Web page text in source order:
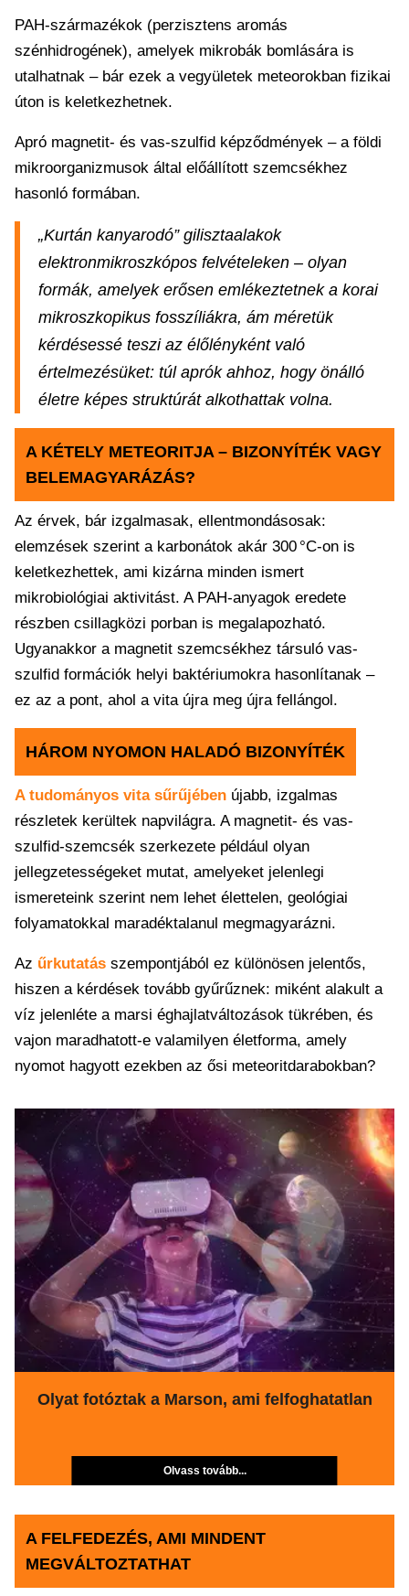
PAH-származékok (perzisztens aromás
szénhidrogének), amelyek mikrobák bomlására is
utalhatnak – bár ezek a vegyületek meteorokban fizikai
úton is keletkezhetnek.
Apró magnetit- és vas-szulfid képződmények – a földi
mikroorganizmusok által előállított szemcsékhez
hasonló formában.
„Kurtán kanyarodó” gilisztaalakok
elektronmikroszkópos felvételeken – olyan
formák, amelyek erősen emlékeztetnek a korai
mikroszkopikus fosszíliákra, ám méretük
kérdésessé teszi az élőlényként való
értelmezésüket: túl aprók ahhoz, hogy önálló
életre képes struktúrát alkothattak volna.
A KÉTELY METEORITJA – BIZONYÍTÉK VAGY
BELEMAGYARÁZÁS?
Az érvek, bár izgalmasak, ellentmondásosak:
elemzések szerint a karbonátok akár 300 °C-on is
keletkezhettek, ami kizárna minden ismert
mikrobiológiai aktivitást. A PAH-anyagok eredete
részben csillagközi porban is megalapozható.
Ugyanakkor a magnetit szemcsékhez társuló vas-
szulfid formációk helyi baktériumokra hasonlítanak –
ez az a pont, ahol a vita újra meg újra fellángol.
HÁROM NYOMON HALADÓ BIZONYÍTÉK
A tudományos vita sűrűjében újabb, izgalmas
részletek kerültek napvilágra. A magnetit- és vas-
szulfid-szemcsék szerkezete például olyan
jellegzetességeket mutat, amelyeket jelenlegi
ismereteink szerint nem lehet élettelen, geológiai
folyamatokkal maradéktalanul megmagyarázni.
Az űrkutatás szempontjából ez különösen jelentős,
hiszen a kérdések tovább gyűrűznek: miként alakult a
víz jelenléte a marsi éghajlatváltozások tükrében, és
vajon maradhatott-e valamilyen életforma, amely
nyomot hagyott ezekben az ősi meteoritdarabokban?
Olyat fotóztak a Marson, ami felfoghatatlan
Olvass tovább...
A FELFEDEZÉS, AMI MINDENT
MEGVÁLTOZTATHAT